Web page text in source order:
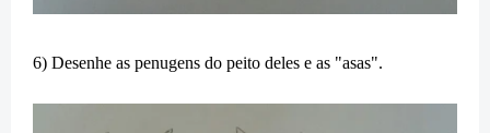
6) Desenhe as penugens do peito deles e as "asas".